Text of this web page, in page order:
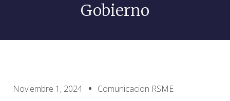
Gobierno
Noviembre 1, 2024 Comunicacion RSME